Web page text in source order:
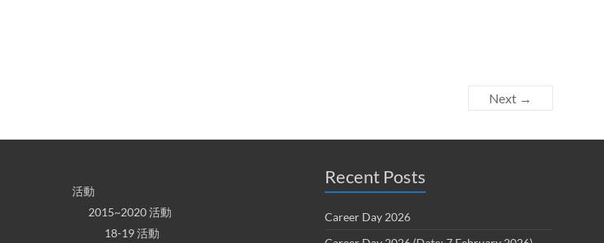
Next →
活動
2015~2020 活動
18-19 活動
Recent Posts
Career Day 2026